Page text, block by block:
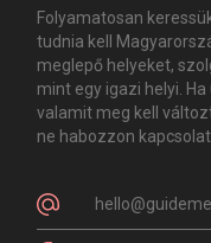
Folyamatosan
tudnia kell
meglepő helyeket,
mint egy igazi helyi.
valamit meg kell
ne habozzon